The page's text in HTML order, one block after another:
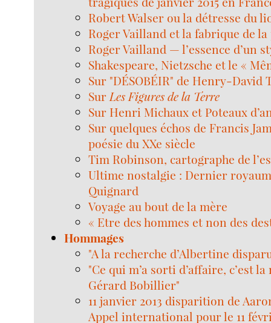
Robert Walser ou la détresse du
Roger Vailland et la fabrique de
Roger Vailland — l’essence d’un
Shakespeare, Nietzsche et le «
Sur "DÉSOBÉIR" de Henry-David
Sur Les Figures de la Terre
Sur Henri Michaux et Poteaux
Sur quelques échos de Francis
poésie du XXe siècle
Tim Robinson, cartographe de
Ultime nostalgie : Dernier
Quignard
Voyage au bout de la mère
« Etre des hommes et non des
Hommages
"A la recherche d’Albertine
"Ce qui m’a sorti d’affaire, c’est
Gérard Bobillier"
11 janvier 2013 disparition de
Appel international pour le 11